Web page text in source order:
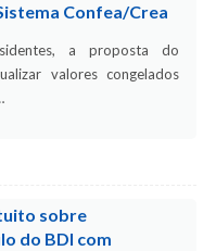
Confea/Crea
a proposta do
valores congelados
sobre
do BDI com